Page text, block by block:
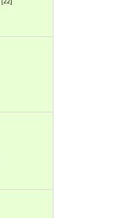
[22]